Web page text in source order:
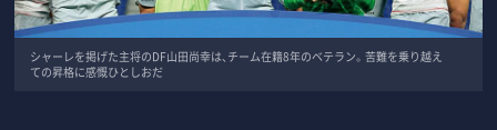
シャーレを掲げた主将のDF山田尚幸は、チーム在籍8年のベテラン。苦難を乗り越え
ての昇格に感慨ひとしおだ